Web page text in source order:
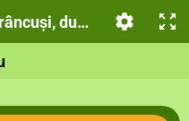
după Cella